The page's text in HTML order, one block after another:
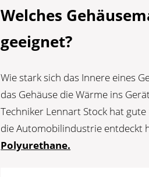
Welches
geeignet?
Wie stark sich das Innere eines
das Gehäuse die Wärme ins
Techniker Lennart Stock hat
die Automobilindustrie entdeckt
Polyurethane.